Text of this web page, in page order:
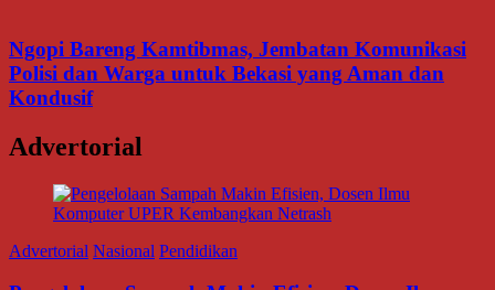
Ngopi Bareng Kamtibmas, Jembatan Komunikasi
Polisi dan Warga untuk Bekasi yang Aman dan
Kondusif
Advertorial
Advertorial Nasional Pendidikan